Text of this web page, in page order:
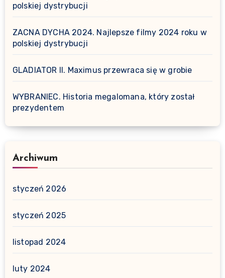
polskiej dystrybucji
ZACNA DYCHA 2024. Najlepsze filmy 2024 roku w
polskiej dystrybucji
GLADIATOR II. Maximus przewraca się w grobie
WYBRANIEC. Historia megalomana, który został
prezydentem
Archiwum
styczeń 2026
styczeń 2025
listopad 2024
luty 2024